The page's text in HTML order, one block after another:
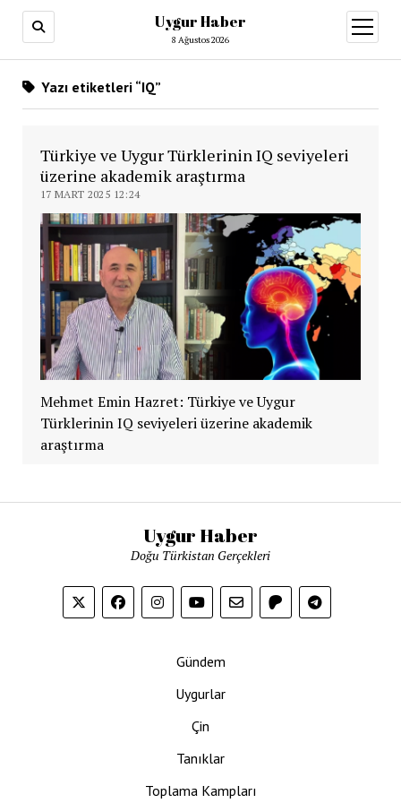
Uygur Haber
8 Ağustos 2026
aç
Yazı etiketleri “IQ”
Türkiye ve Uygur Türklerinin IQ seviyeleri
üzerine akademik araştırma
17 MART 2025 12:24
Mehmet Emin Hazret: Türkiye ve Uygur
Türklerinin IQ seviyeleri üzerine akademik
araştırma
Uygur Haber
Doğu Türkistan Gerçekleri
Gündem
Uygurlar
Çin
Tanıklar
Toplama Kampları